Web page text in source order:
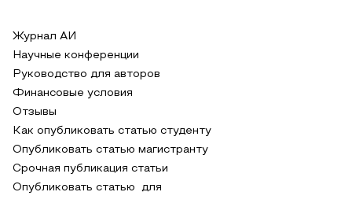
Журнал АИ
Научные конференции
Руководство для авторов
Финансовые условия
Отзывы
Как опубликовать статью студенту
Опубликовать статью магистранту
Срочная публикация статьи
Опубликовать статью для